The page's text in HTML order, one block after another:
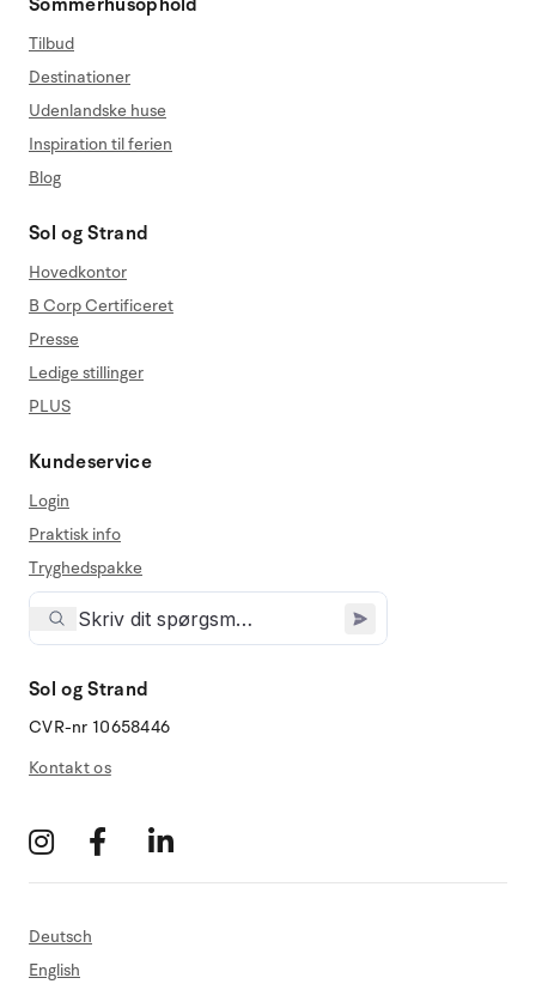
Tilbud
Destinationer
Udenlandske huse
Inspiration til ferien
Blog
Sol og Strand
Hovedkontor
B Corp Certificeret
Presse
Ledige stillinger
PLUS
Kundeservice
Login
Praktisk info
Tryghedspakke
Sol og Strand
CVR-nr 10658446
Kontakt os
Deutsch
English